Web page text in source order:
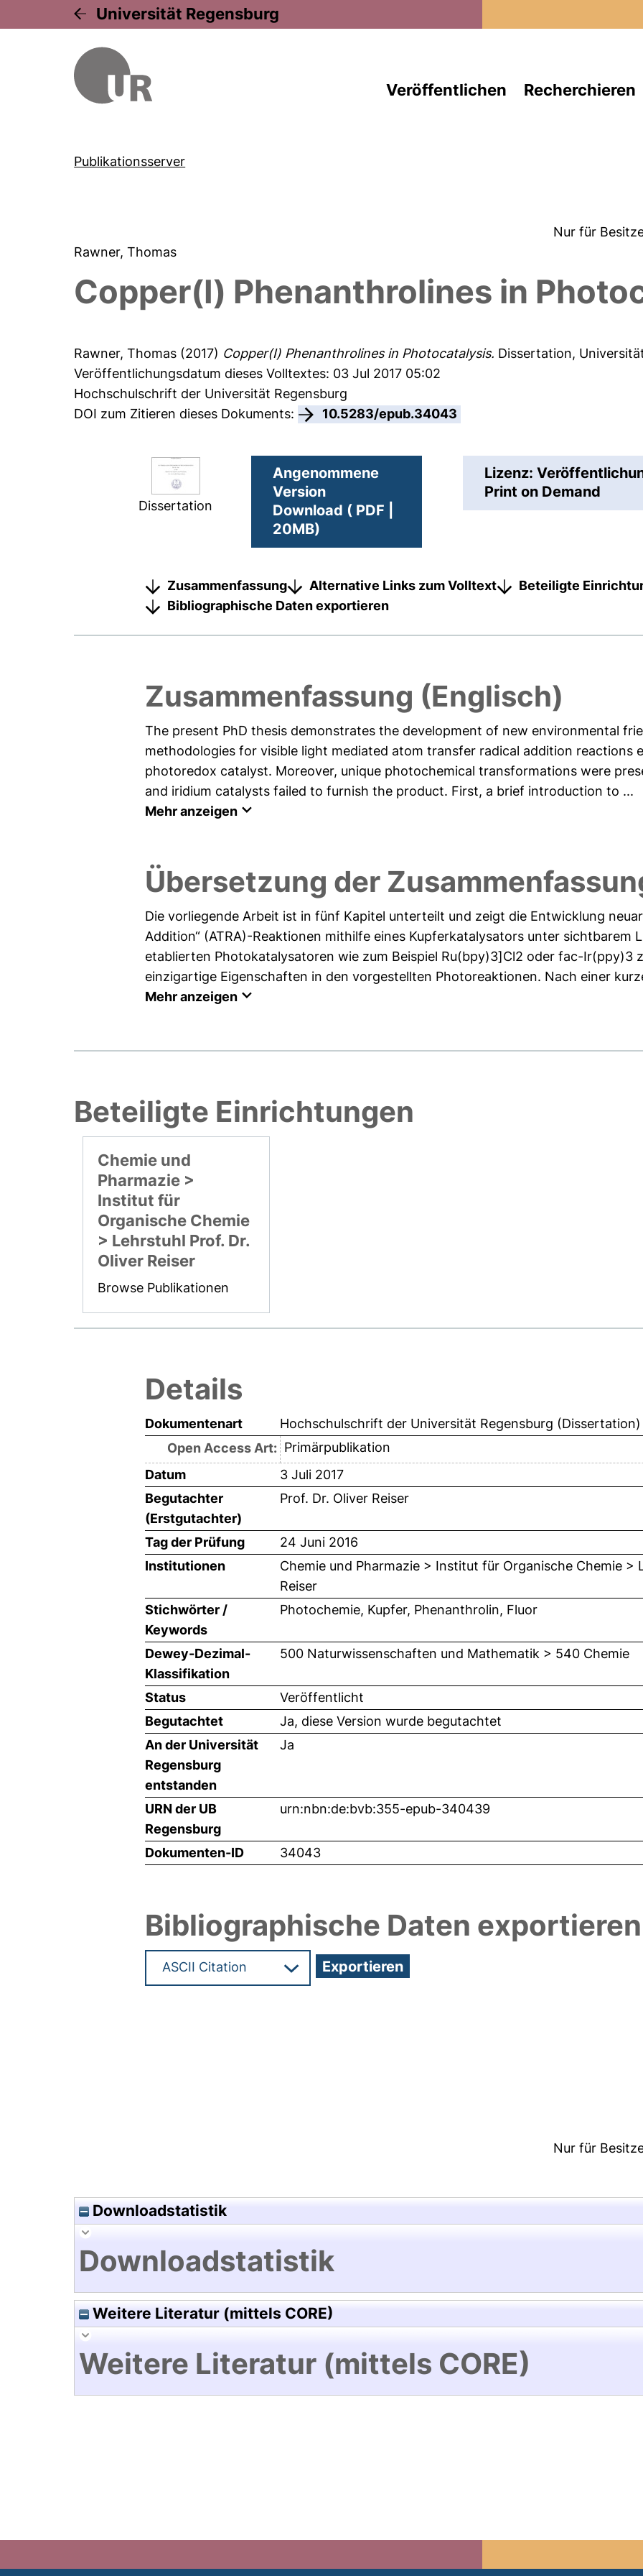
Universität Regensburg
Veröffentlichen Recherchieren
Publikationsserver
Nur für
Rawner, Thomas
Copper(I) Phenanthrolines in
Rawner, Thomas (2017) Copper(I) Phenanthrolines in Photocatalysis. Dissertation,
Veröffentlichungsdatum dieses Volltextes: 03 Jul 2017 05:02
Hochschulschrift der Universität Regensburg
DOI zum Zitieren dieses Dokuments:
10.5283/epub.34043
Dissertation
Angenommene
Version
Download ( PDF |
20MB)
Lizenz:
Print on Demand
Zusammenfassung Alternative Links zum Volltext Beteiligte
Bibliographische Daten exportieren
Zusammenfassung (Englisch)
The present PhD thesis demonstrates the development of new environmental
methodologies for visible light mediated atom transfer radical addition reactions
photoredox catalyst. Moreover, unique photochemical transformations were
and iridium catalysts failed to furnish the product. First, a brief introduction to ...
Mehr anzeigen
Übersetzung der
Die vorliegende Arbeit ist in fünf Kapitel unterteilt und zeigt die Entwicklung
Addition“ (ATRA)-Reaktionen mithilfe eines Kupferkatalysators unter sichtbarem
etablierten Photokatalysatoren wie zum Beispiel Ru(bpy)3]Cl2 oder fac-Ir(ppy)3
einzigartige Eigenschaften in den vorgestellten Photoreaktionen. Nach einer
Mehr anzeigen
Beteiligte Einrichtungen
Chemie und
Pharmazie >
Institut für
Organische Chemie
> Lehrstuhl Prof. Dr.
Oliver Reiser
Browse Publikationen
Details
Dokumentenart
Hochschulschrift der Universität Regensburg (Dissertation)
Open Access Art: Primärpublikation
Datum
3 Juli 2017
Begutachter
(Erstgutachter)
Prof. Dr. Oliver Reiser
Tag der Prüfung
24 Juni 2016
Institutionen
Chemie und Pharmazie > Institut für Organische Chemie >
Reiser
Stichwörter /
Keywords
Photochemie, Kupfer, Phenanthrolin, Fluor
Dewey-Dezimal-
Klassifikation
500 Naturwissenschaften und Mathematik > 540 Chemie
Status
Veröffentlicht
Begutachtet
Ja, diese Version wurde begutachtet
An der Universität
Regensburg
entstanden
Ja
URN der UB
Regensburg
urn:nbn:de:bvb:355-epub-340439
Dokumenten-ID 34043
Bibliographische Daten exportieren
Nur für
Downloadstatistik
Downloadstatistik
Weitere Literatur (mittels CORE)
Weitere Literatur (mittels CORE)